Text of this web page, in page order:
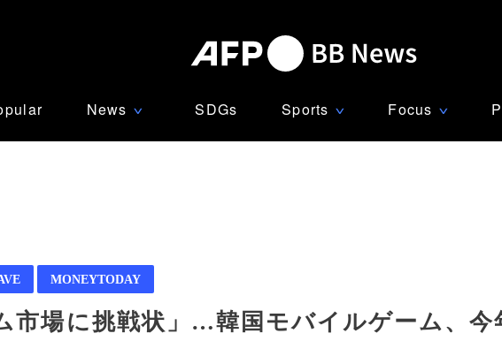
News ∨ SDGs Sports ∨ Focus ∨
MONEYTODAY
市場に挑戦状」…韓国モバイルゲーム、